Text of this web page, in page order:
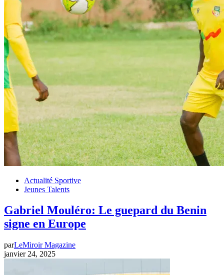
Actualité Sportive
Jeunes Talents
Gabriel Mouléro: Le guepard du Benin
signe en Europe
parLeMiroir Magazine
janvier 24, 2025